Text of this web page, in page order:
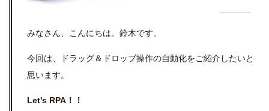
みなさん、こんにちは。鈴木です。
今回は、ドラッグ＆ドロップ操作の自動化をご紹介したいと
思います。
Let's RPA！！